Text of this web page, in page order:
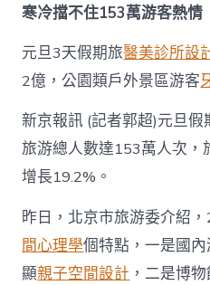
寒冷擋不住153萬游客熱情
元旦3天假期旅醫美診所設
2億，公園類戶外景區游客
新京報訊 (記者郭超)元旦假
旅游總人數達153萬人次，
增長19.2%。
昨日，北京市旅游委介紹
間心理學個特點，一是國
顯親子空間設計 ，二是博